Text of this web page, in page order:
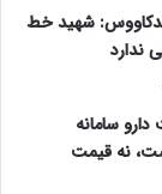
شهید خط
ندارد
سامانه
نه قیمت